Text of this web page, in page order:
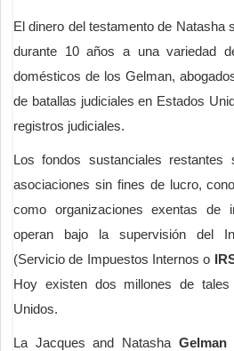
El dinero del testamento de Natasha
durante 10 años a una variedad
domésticos de los Gelman,
de batallas judiciales en Estados
registros judiciales.
Los fondos sustanciales
asociaciones sin fines de lucro,
como organizaciones exentas de
operan bajo la supervisión del
(Servicio de Impuestos Internos o
Hoy existen dos millones de tales
Unidos.
La Jacques and Natasha Gelman